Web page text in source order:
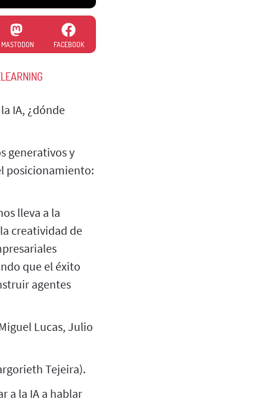
MASTODON FACEBOOK
IA, ¿dónde
generativos y
posicionamiento:
lleva a la
creatividad de
que el éxito
agentes
Lucas, Julio
Tejeira).
a la IA a hablar